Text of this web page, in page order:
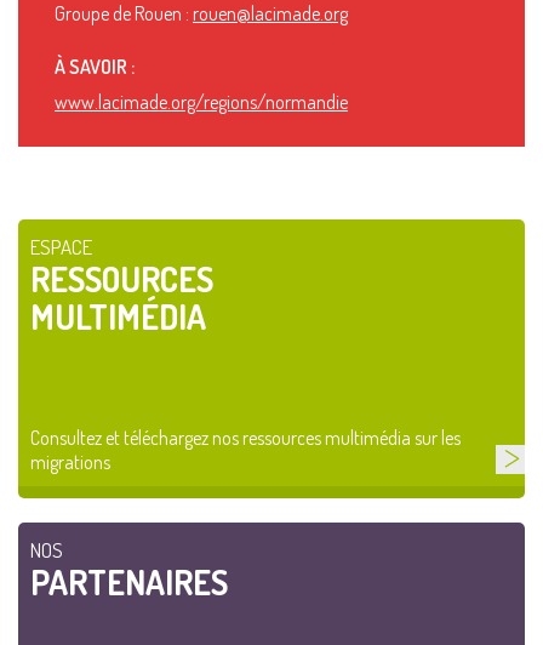
Groupe de Rouen : rouen@lacimade.org
À SAVOIR :
www.lacimade.org/regions/normandie
ESPACE
RESSOURCES
MULTIMÉDIA
Consultez et téléchargez nos ressources multimédia sur les
migrations
NOS
PARTENAIRES